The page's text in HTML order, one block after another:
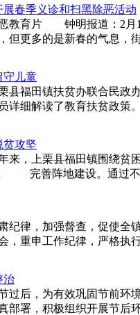
展春季义诊和扫黑除恶活动
教育片 钟明报道：2月
但更多的是新春的气息，
守儿童
福田镇扶贫办联合民政
详细解读了教育扶贫政策
贫攻坚
，上栗县福田镇围绕贫困
完善阵地建设。通过不
纪律，加强督查，促使全
，重申工作纪律，严格执
治
后，为有效巩固节前环境
部署，积极组织开展节